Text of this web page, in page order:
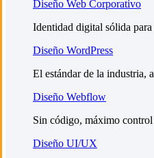
Diseño Web Corporativo
Identidad digital sólida para
Diseño WordPress
El estándar de la industria,
Diseño Webflow
Sin código, máximo
Diseño UI/UX